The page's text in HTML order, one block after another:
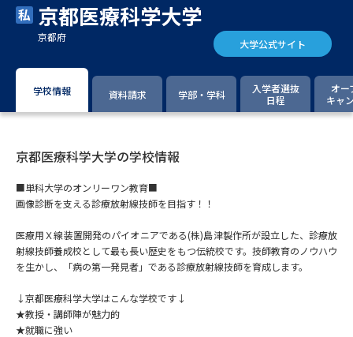
大学パンフ 学部・学科パンフ
集要項＆願書
大学入学共通テスト利用選抜の
専門学校の資料請求
留学・進学関連、塾・予備校
内」の請求
大学入学共通テスト「受験上の
高等学校卒業程度認定試験
幼稚園教員資格認定試験
京都医療科学大学
京都府 大学公式サイト
学校情報 資料請求 学部・学科
入学者選抜
日程
オー
キャ
京都医療科学大学の学校情報
■単科大学のオンリーワン教育■
画像診断を支える診療放射線技師を目指す！！
医療用Ｘ線装置開発のパイオニアである(株)島津製作所が設立した、診療放
射線技師養成校として最も長い歴史をもつ伝統校です。技師教育のノウハウ
を生かし、「病の第一発見者」である診療放射線技師を育成します。
↓京都医療科学大学はこんな学校です↓
★教授・講師陣が魅力的
★就職に強い